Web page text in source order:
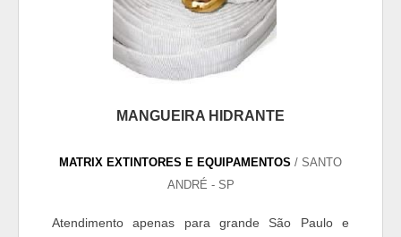
MANGUEIRA HIDRANTE
MATRIX EXTINTORES E EQUIPAMENTOS / SANTO
ANDRÉ - SP
Atendimento apenas para grande São Paulo e